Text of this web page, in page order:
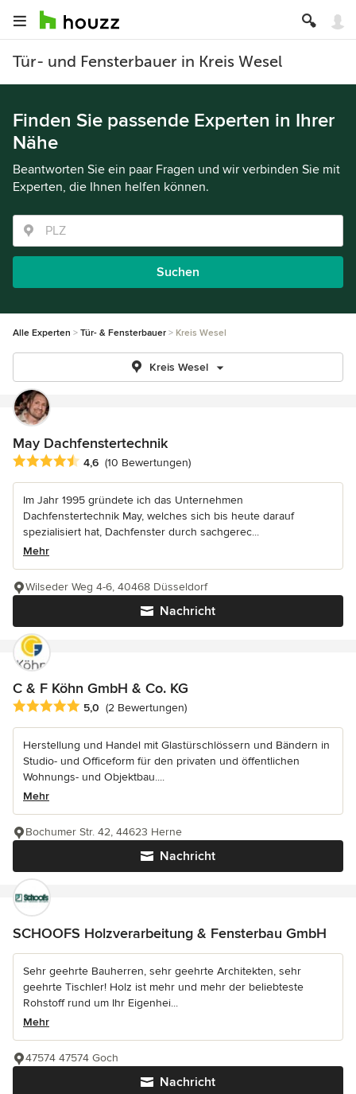
Tür- und Fensterbauer in Kreis Wesel
Finden Sie passende Experten in Ihrer
Nähe
Beantworten Sie ein paar Fragen und wir verbinden Sie mit
Experten, die Ihnen helfen können.
Suchen
Alle Experten Tür- & Fensterbauer Kreis Wesel
Kreis Wesel
May Dachfenstertechnik
Durchschnittliche Bewertung: 4.6 von 5 Sternen
4,6 (10 Bewertungen)
Im Jahr 1995 gründete ich das Unternehmen
Dachfenstertechnik May, welches sich bis heute darauf
spezialisiert hat, Dachfenster durch sachgerec...
Mehr
Nachricht
Wilseder Weg 4-6, 40468 Düsseldorf
C & F Köhn GmbH & Co. KG
Durchschnittliche Bewertung: 5 von 5 Sternen
5,0 (2 Bewertungen)
Herstellung und Handel mit Glastürschlössern und Bändern in
Studio- und Officeform für den privaten und öffentlichen
Wohnungs- und Objektbau....
Mehr
Nachricht
Bochumer Str. 42, 44623 Herne
SCHOOFS Holzverarbeitung & Fensterbau GmbH
Sehr geehrte Bauherren, sehr geehrte Architekten, sehr
geehrte Tischler! Holz ist mehr und mehr der beliebteste
Rohstoff rund um Ihr Eigenhei...
Mehr
Nachricht
47574 47574 Goch